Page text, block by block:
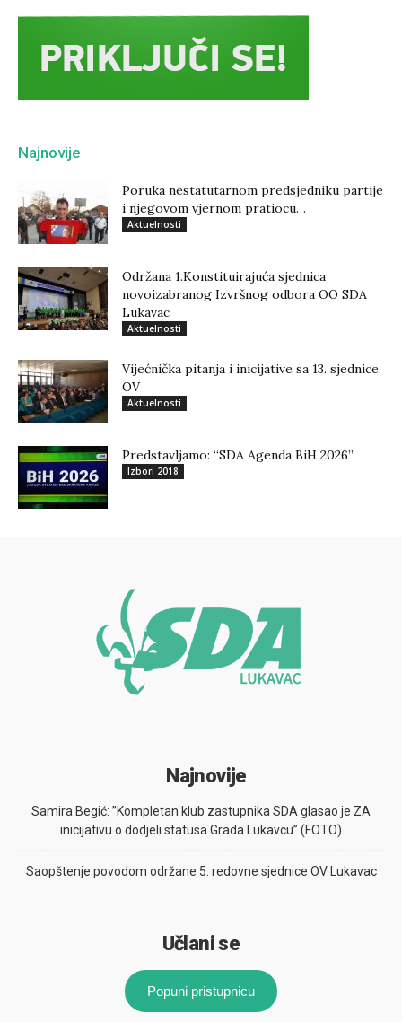
Najnovije
Poruka nestatutarnom predsjedniku partije
i njegovom vjernom pratiocu…
Aktuelnosti
Održana 1.Konstituirajuća sjednica
novoizabranog Izvršnog odbora OO SDA
Lukavac
Aktuelnosti
Vijećnička pitanja i inicijative sa 13. sjednice
OV
Aktuelnosti
Predstavljamo: “SDA Agenda BiH 2026”
Izbori 2018
Najnovije
Samira Begić: ”Kompletan klub zastupnika SDA glasao je ZA
inicijativu o dodjeli statusa Grada Lukavcu” (FOTO)
Saopštenje povodom održane 5. redovne sjednice OV Lukavac
Učlani se
Popuni pristupnicu